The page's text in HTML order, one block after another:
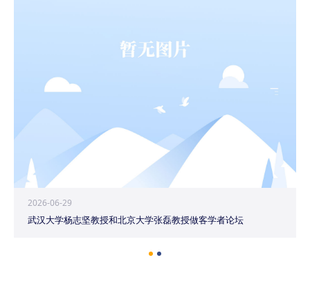
2026-06-29
武汉大学杨志坚教授和北京大学张磊教授做客学者论坛